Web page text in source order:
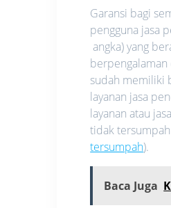
Garansi bagi
pengguna jasa
angka) yang
sudah memiliki
layanan jasa
layanan atau
tidak
tersumpah).
Baca Juga